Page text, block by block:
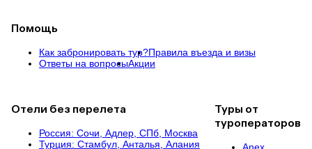
Помощь
Как забронировать тур?Правила въезда и визы
Ответы на вопросыАкции
Отели без перелета
Россия: Сочи, Адлер, СПб, Москва
Турция: Стамбул, Анталья, Алания
Туры от
туроператоров